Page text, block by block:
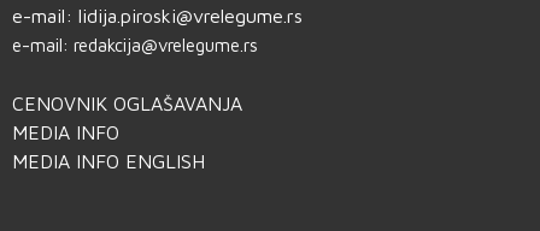
e-mail: lidija.piroski@vrelegume.rs
e-mail: redakcija@vrelegume.rs
CENOVNIK OGLAŠAVANJA
MEDIA INFO
MEDIA INFO ENGLISH